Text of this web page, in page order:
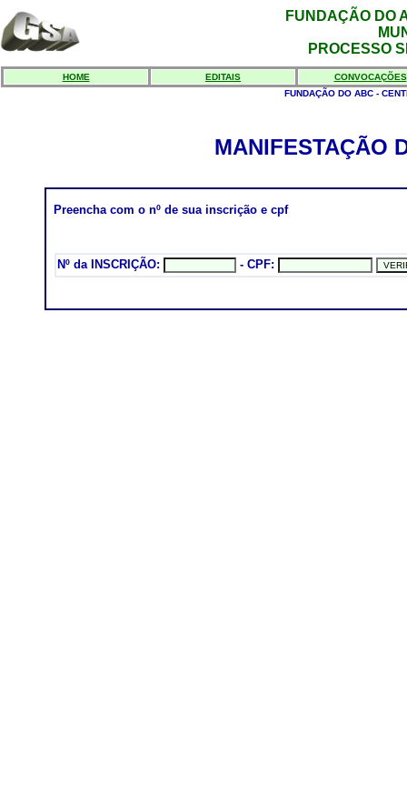
FUNDAÇÃO DO
PROCESSO
HOME EDITAIS
CONVOCAÇÕES
FUNDAÇÃO DO ABC -
MANIFESTAÇÃO
Preencha com o nº de sua inscrição e cpf
Nº da INSCRIÇÃO: - CPF: